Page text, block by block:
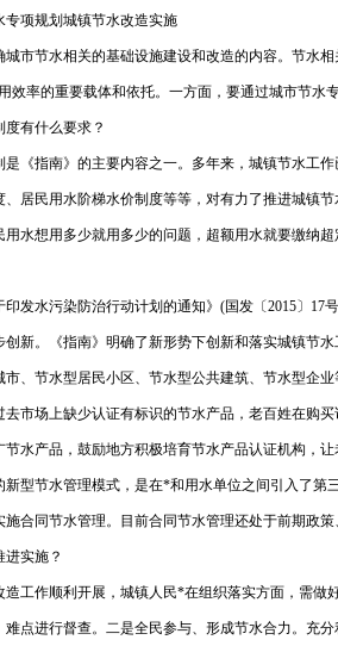
专项规划城镇节水改造实施
市节水相关的基础设施建设和改造的内容。节水
效率的重要载体和依托。一方面，要通过城市节
度有什么要求？
《指南》的主要内容之一。多年来，城镇节水工
居民用水阶梯水价制度等等，对有力了推进城镇
水想用多少就用多少的问题，超额用水就要缴纳
印发水污染防治行动计划的通知》(国发〔2015〕
新。《指南》明确了新形势下创新和落实城镇节
、节水型居民小区、节水型公共建筑、节水型企
市场上缺少认证有标识的节水产品，老百姓在购
水产品，鼓励地方积极培育节水产品认证机构，
型节水管理模式，是在*和用水单位之间引入了
施合同节水管理。目前合同节水管理还处于前期
实施？
工作顺利开展，城镇人民*在组织落实方面，需
点进行督查。二是全民参与、形成节水合力。充